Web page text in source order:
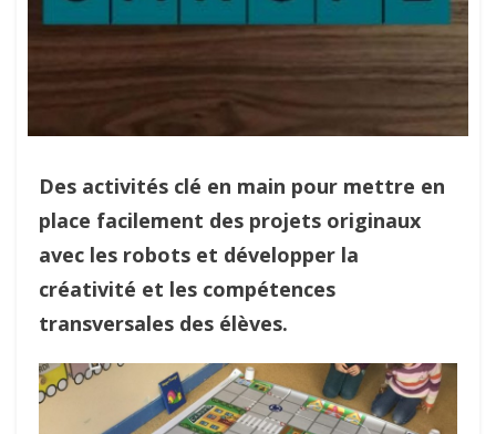
Des activités clé en main pour mettre en
place facilement des projets originaux
avec les robots et développer la
créativité et les compétences
transversales des élèves.